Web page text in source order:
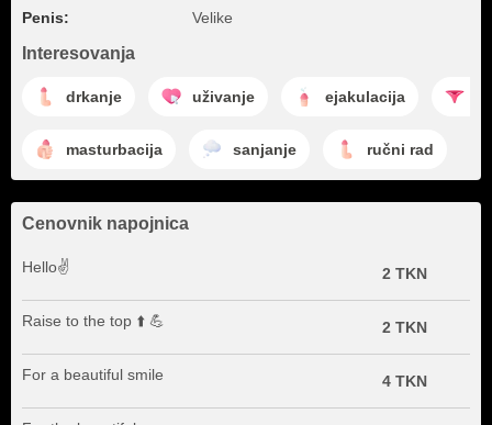
Penis: Velike
Interesovanja
drkanje uživanje ejakulacija
masturbacija sanjanje ručni rad
Cenovnik napojnica
Hello✌️ 2 TKN
Raise to the top ⬆️ 💪 2 TKN
For a beautiful smile 4 TKN